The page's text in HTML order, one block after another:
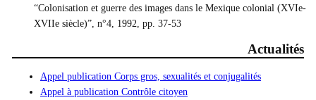
“Colonisation et guerre des images dans le Mexique colonial (XVIe-
XVIIe siècle)”, n°4, 1992, pp. 37-53
Actualités
Appel publication Corps gros, sexualités et conjugalités
Appel à publication Contrôle citoyen